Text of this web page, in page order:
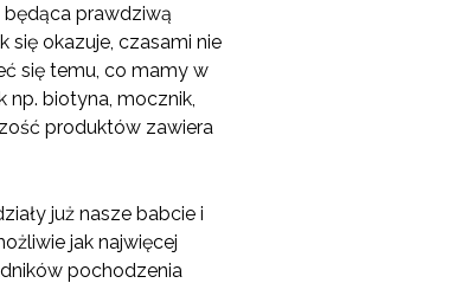
będąca prawdziwą
się okazuje, czasami nie
się temu, co mamy w
np. biotyna, mocznik,
produktów zawiera
już nasze babcie i
jak najwięcej
pochodzenia